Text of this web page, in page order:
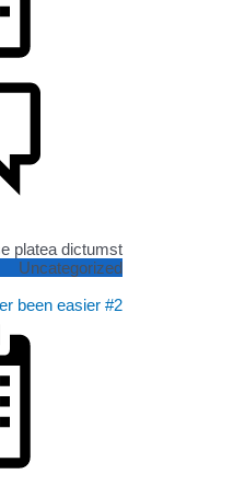
dictumst ...
Uncategorized
been easier #2